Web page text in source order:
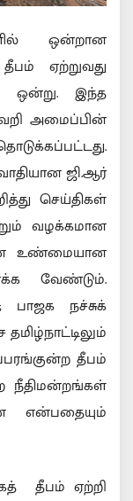
ஒன்றான
ஏற்றுவது
ஒன்று. இந்த
அமைப்பின்
ஜி.ஆர்
செய்திகள்
வழக்கமான
உண்மையான
வேண்டும்.
நச்சுக்
தீபம்
நீதிமன்றங்கள்
என்பதையும்
தீபம் ஏற்றி